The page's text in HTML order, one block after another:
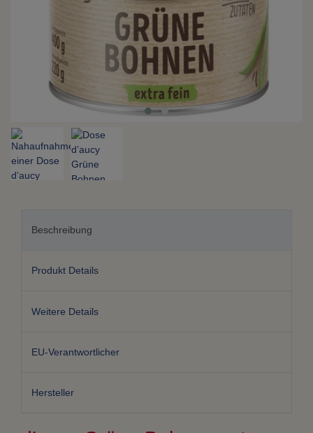
Beschreibung
Produkt Details
Weitere Details
EU-Verantwortlicher
Hersteller